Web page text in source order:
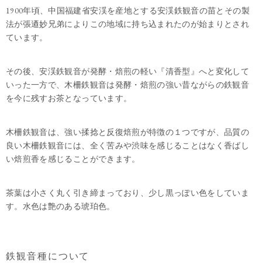
1900年頃、中国福建省安渓を産地とする安渓鉄観音の苗とその製
法が張逎妙兄弟によりこの地域に持ち込まれたのが始まりとされ
ています。
その後、安渓鉄観音が発酵・焙煎の軽い『清香型』へと変化して
いった一方で、木柵鉄観音は発酵・焙煎の強い昔ながらの鉄観音
を今に残すお茶となっています。
木柵鉄観音は、強い揉捻と反復焙煎が特徴の１つですが、品質の
良い木柵鉄観音には、全く苦みや渋味を感じることはなく香ばし
い焙煎香を感じることができます。
茶葉は小さく丸く引き締まっており、少し黒っぽい色をしていま
す。水色は艶のある琥珀色。
鉄観音種について